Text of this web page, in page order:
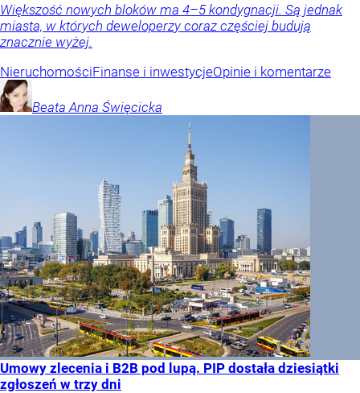
Większość nowych bloków ma 4–5 kondygnacji. Są jednak
miasta, w których deweloperzy coraz częściej budują
znacznie wyżej.
NieruchomościFinanse i inwestycjeOpinie i komentarze
Beata Anna Święcicka
Umowy zlecenia i B2B pod lupą. PIP dostała dziesiątki
zgłoszeń w trzy dni